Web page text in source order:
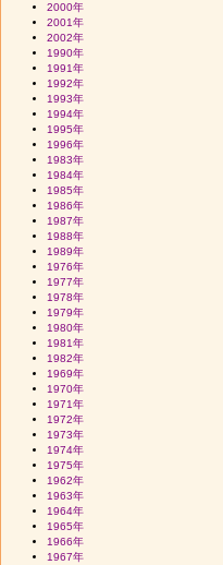
2000年
2001年
2002年
1990年
1991年
1992年
1993年
1994年
1995年
1996年
1983年
1984年
1985年
1986年
1987年
1988年
1989年
1976年
1977年
1978年
1979年
1980年
1981年
1982年
1969年
1970年
1971年
1972年
1973年
1974年
1975年
1962年
1963年
1964年
1965年
1966年
1967年